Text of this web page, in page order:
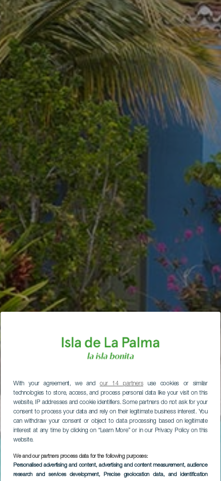
With your agreement, we andour 14 partnersuse cookies or similar
technologies to store, access, and process personal data like your visit on this
website, IP addresses and cookie identifiers. Some partners do not ask for your
consent to process your data and rely on their legitimate business interest. You
can withdraw your consent or object to data processing based on legitimate
interest at any time by clicking on “Learn More” or in our Privacy Policy on this
website.
We and our partners process data for the following purposes:
Personalised advertising and content, advertising and content measurement, audience
research and services development, Precise geolocation data, and identification